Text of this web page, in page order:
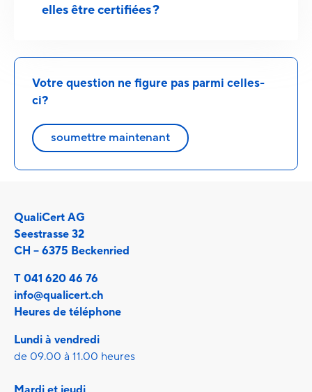
elles être certifiées ?
Votre question ne figure pas parmi celles-
ci?
soumettre maintenant
QualiCert AG
Seestrasse 32
CH – 6375 Beckenried
T 041 620 46 76
info@qualicert.ch
Heures de téléphone
Lundi à vendredi
de 09.00 à 11.00 heures